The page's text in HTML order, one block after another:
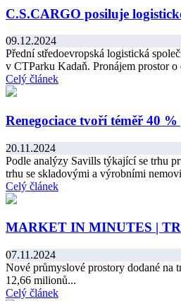
C.S.CARGO posiluje
09.12.2024
Přední středoevropská logistická
v CTParku Kadaň. Pronájem prostor o
Celý článek
Renegociace tvoří téměř 40
20.11.2024
Podle analýzy Savills týkající se trhu
trhu se skladovými a výrobními
Celý článek
MARKET IN MINUTES |
07.11.2024
Nové průmyslové prostory dodané na
12,66 milionů...
Celý článek